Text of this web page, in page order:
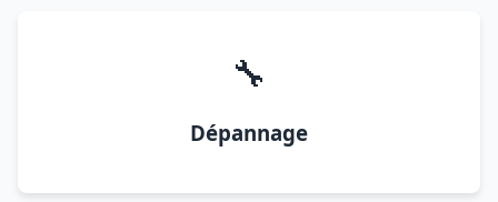
🔧
Dépannage